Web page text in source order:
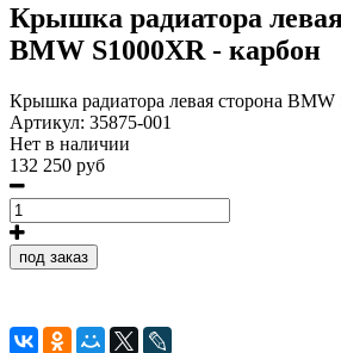
Крышка радиатора
BMW S1000XR - карбон
Крышка радиатора левая сторона BMW
Артикул: 35875-001
Нет в наличии
132 250 руб
под заказ